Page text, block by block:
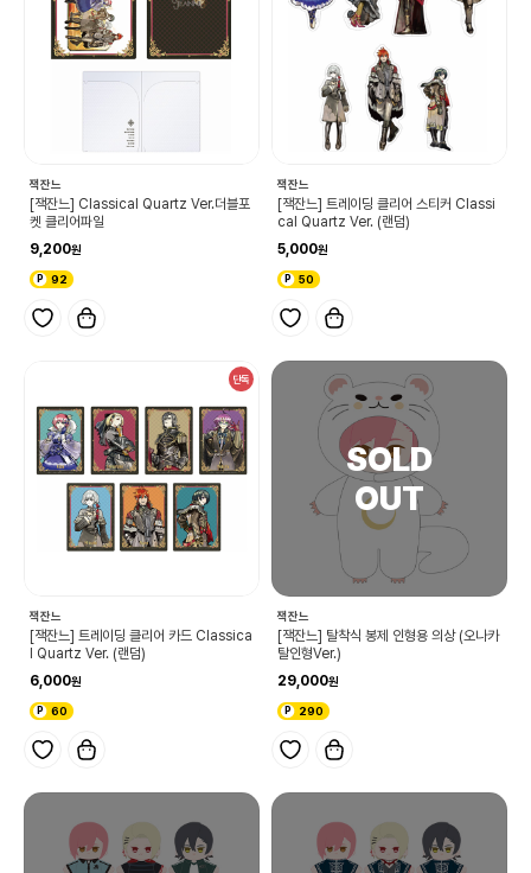
잭잔느
[잭잔느] Classical Quartz Ver.더블포
켓 클리어파일
9,200
92
잭잔느
[잭잔느] 트레이딩 클리어 스티커 Classi
cal Quartz Ver. (랜덤)
5,000
50
단독
잭잔느
[잭잔느] 트레이딩 클리어 카드 Classica
l Quartz Ver. (랜덤)
6,000
60
잭잔느
[잭잔느] 탈착식 봉제 인형용 의상 (오나카
탈인형Ver.)
29,000
290